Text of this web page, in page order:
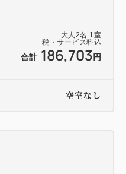
大人 2名 1 室
税・サービス料込
合計 186,703 円
空室なし